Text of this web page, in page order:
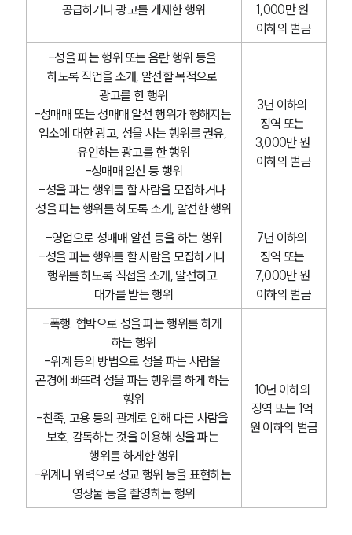
공급하거나 광고를 게재한 행위
1,000만 원
이하의 벌금
-성을 파는 행위 또는 음란 행위 등을
하도록 직업을 소개, 알선할 목적으로
광고를 한 행위
-성매매 또는 성매매 알선 행위가 행해지는
업소에 대한 광고, 성을 사는 행위를 권유,
유인하는 광고를 한 행위
-성매매 알선 등 행위
-성을 파는 행위를 할 사람을 모집하거나
성을 파는 행위를 하도록 소개, 알선한 행위
3년 이하의
징역 또는
3,000만 원
이하의 벌금
-영업으로 성매매 알선 등을 하는 행위
-성을 파는 행위를 할 사람을 모집하거나
행위를 하도록 직접을 소개, 알선하고
대가를 받는 행위
7년 이하의
징역 또는
7,000만 원
이하의 벌금
-폭행. 협박으로 성을 파는 행위를 하게
하는 행위
-위계 등의 방법으로 성을 파는 사람을
곤경에 빠뜨려 성을 파는 행위를 하게 하는
행위
-친족, 고용 등의 관계로 인해 다른 사람을
보호, 감독하는 것을 이용해 성을 파는
행위를 하게한 행위
-위계나 위력으로 성교 행위 등을 표현하는
영상물 등을 촬영하는 행위
10년 이하의
징역 또는 1억
원 이하의 벌금